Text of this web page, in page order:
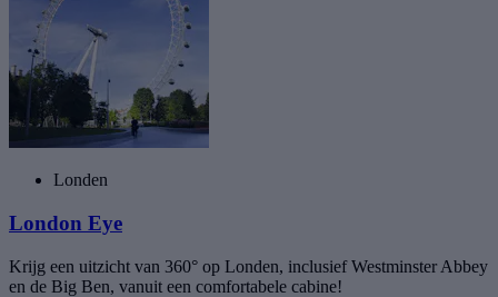
Londen
London Eye
Krijg een uitzicht van 360° op Londen, inclusief Westminster Abbey
en de Big Ben, vanuit een comfortabele cabine!